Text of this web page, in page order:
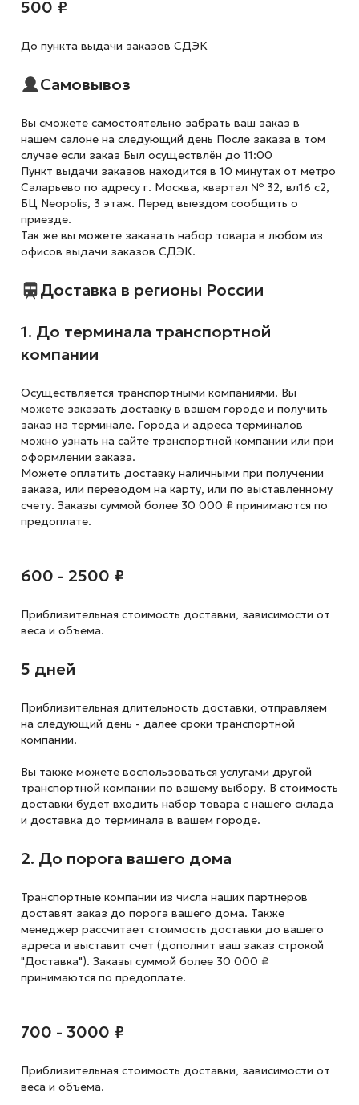
500 ₽
До пункта выдачи заказов СДЭК
Самовывоз
Вы сможете самостоятельно забрать ваш заказ в
нашем салоне на следующий день После заказа в том
случае если заказ Был осуществлён до 11:00
Пункт выдачи заказов находится в 10 минутах от метро
Саларьево по адресу г. Москва, квартал № 32, вл16 с2,
БЦ Neopolis, 3 этаж. Перед выездом сообщить о
приезде.
Так же вы можете заказать набор товара в любом из
офисов выдачи заказов СДЭК.
Доставка в регионы России
1. До терминала транспортной
компании
Осуществляется транспортными компаниями. Вы
можете заказать доставку в вашем городе и получить
заказ на терминале. Города и адреса терминалов
можно узнать на сайте транспортной компании или при
оформлении заказа.
Можете оплатить доставку наличными при получении
заказа, или переводом на карту, или по выставленному
счету. Заказы суммой более 30 000 ₽ принимаются по
предоплате.
600 - 2500 ₽
Приблизительная стоимость доставки, зависимости от
веса и объема.
5 дней
Приблизительная длительность доставки, отправляем
на следующий день - далее сроки транспортной
компании.
Вы также можете воспользоваться услугами другой
транспортной компании по вашему выбору. В стоимость
доставки будет входить набор товара с нашего склада
и доставка до терминала в вашем городе.
2. До порога вашего дома
Транспортные компании из числа наших партнеров
доставят заказ до порога вашего дома. Также
менеджер рассчитает стоимость доставки до вашего
адреса и выставит счет (дополнит ваш заказ строкой
"Доставка"). Заказы суммой более 30 000 ₽
принимаются по предоплате.
700 - 3000 ₽
Приблизительная стоимость доставки, зависимости от
веса и объема.